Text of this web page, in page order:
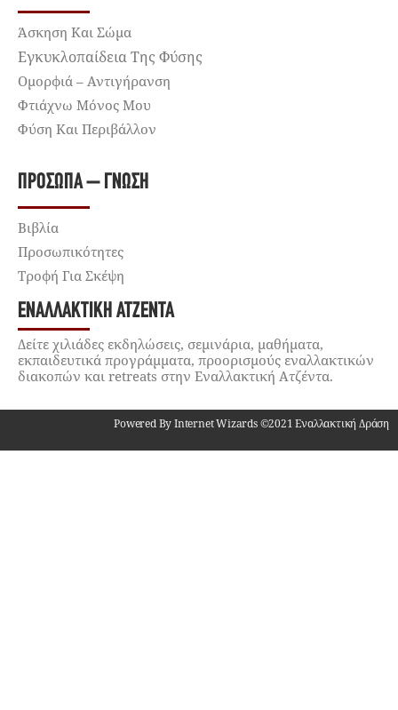
Άσκηση Και Σώμα
Εγκυκλοπαίδεια Της Φύσης
Ομορφιά – Αντιγήρανση
Φτιάχνω Μόνος Μου
Φύση Και Περιβάλλον
ΠΡΌΣΩΠΑ – ΓΝΏΣΗ
Βιβλία
Προσωπικότητες
Τροφή Για Σκέψη
ΕΝΑΛΛΑΚΤΙΚΉ ΑΤΖΈΝΤΑ
Δείτε χιλιάδες εκδηλώσεις, σεμινάρια, μαθήματα,
εκπαιδευτικά προγράμματα, προορισμούς εναλλακτικών
διακοπών και retreats στην Εναλλακτική Ατζέντα.
Powered By Internet Wizards ©2021 Εναλλακτική Δράση